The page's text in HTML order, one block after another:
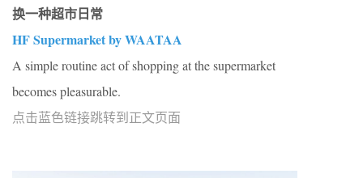
换一种超市日常
HF Supermarket by WAATAA
A simple routine act of shopping at the supermarket
becomes pleasurable.
点击蓝色链接跳转到正文页面